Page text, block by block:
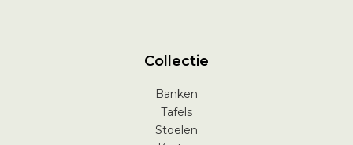
Collectie
Banken
Tafels
Stoelen